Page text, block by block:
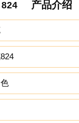
产品介绍